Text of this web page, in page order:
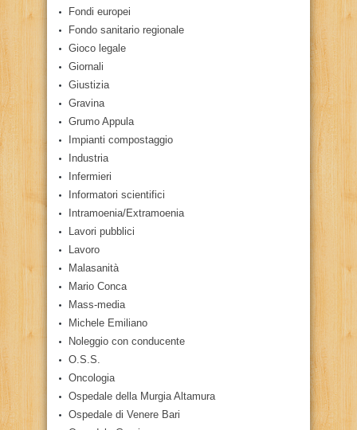
Fondi europei
Fondo sanitario regionale
Gioco legale
Giornali
Giustizia
Gravina
Grumo Appula
Impianti compostaggio
Industria
Infermieri
Informatori scientifici
Intramoenia/Extramoenia
Lavori pubblici
Lavoro
Malasanità
Mario Conca
Mass-media
Michele Emiliano
Noleggio con conducente
O.S.S.
Oncologia
Ospedale della Murgia Altamura
Ospedale di Venere Bari